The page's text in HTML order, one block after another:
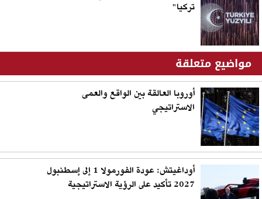
تركيا"
مواضيع متعلقة
أوروبا العالقة بين الواقع والعمى
الاستراتيجي
أوداغيتش: عودة الفورمولا 1 إلى إسطنبول
2027 تأكيد على الرؤية الاستراتيجية